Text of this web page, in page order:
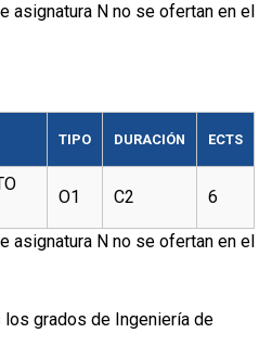
asignatura N no se ofertan en el
TIPO DURACIÓN ECTS
O1 C2 6
asignatura N no se ofertan en el
los grados de Ingeniería de